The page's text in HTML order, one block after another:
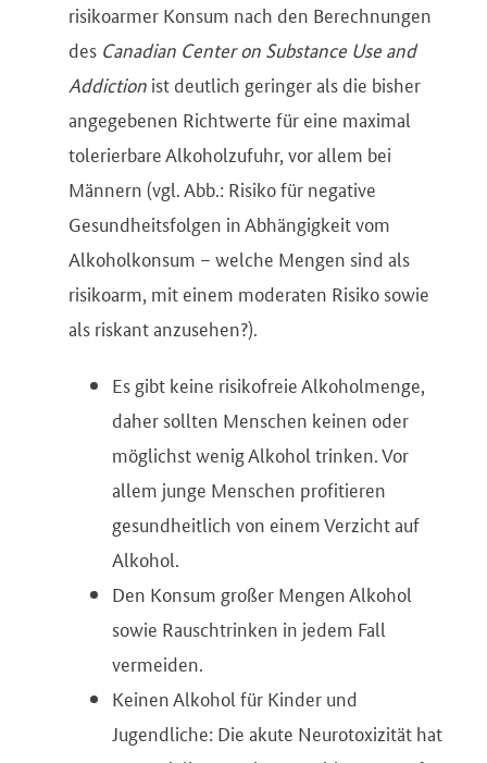
risikoarmer Konsum nach den Berechnungen
des Canadian Center on Substance Use and
Addiction ist deutlich geringer als die bisher
angegebenen Richtwerte für eine maximal
tolerierbare Alkoholzufuhr, vor allem bei
Männern (vgl. Abb.: Risiko für negative
Gesundheitsfolgen in Abhängigkeit vom
Alkoholkonsum – welche Mengen sind als
risikoarm, mit einem moderaten Risiko sowie
als riskant anzusehen?).
Es gibt keine risikofreie Alkoholmenge,
daher sollten Menschen keinen oder
möglichst wenig Alkohol trinken. Vor
allem junge Menschen profitieren
gesundheitlich von einem Verzicht auf
Alkohol.
Den Konsum großer Mengen Alkohol
sowie Rauschtrinken in jedem Fall
vermeiden.
Keinen Alkohol für Kinder und
Jugendliche: Die akute Neurotoxizität hat